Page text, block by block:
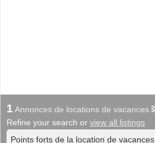
1 Annonces de locations de vacances
Refine your search or view all listings
Points forts de la location de vacances